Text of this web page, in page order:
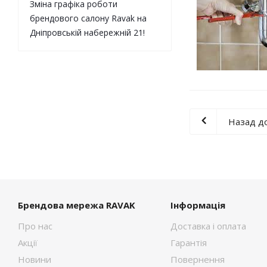
Назад
Зміна графіка роботи
брендового салону Ravak на
Дніпровській набережній 21!
Брендова мережа RAVAK
Про нас
Акції
Новини
Інформація
Доставка і оплата
Гарантія
Повернення